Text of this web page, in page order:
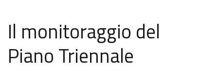
Il monitoraggio del
Piano Triennale